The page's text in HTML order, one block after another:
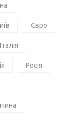
Євро
Італія
Росія